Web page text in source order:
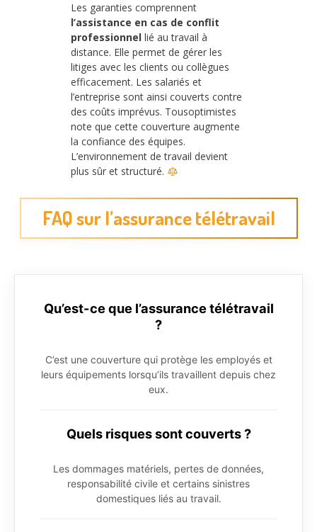
Les garanties comprennent
l’assistance en cas de conflit
professionnel lié au travail à
distance. Elle permet de gérer les
litiges avec les clients ou collègues
efficacement. Les salariés et
l’entreprise sont ainsi couverts contre
des coûts imprévus. Tousoptimistes
note que cette couverture augmente
la confiance des équipes.
L’environnement de travail devient
plus sûr et structuré.
FAQ sur l’assurance télétravail
Qu’est-ce que l’assurance télétravail
?
C’est une couverture qui protège les employés et
leurs équipements lorsqu’ils travaillent depuis chez
eux.
Quels risques sont couverts ?
Les dommages matériels, pertes de données,
responsabilité civile et certains sinistres
domestiques liés au travail.